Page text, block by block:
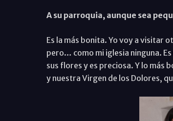
A su parroquia, aunque sea
Es la más bonita. Yo voy a visitar
pero… como mi iglesia ninguna.
sus flores y es preciosa. Y lo más
y nuestra Virgen de los Dolores,